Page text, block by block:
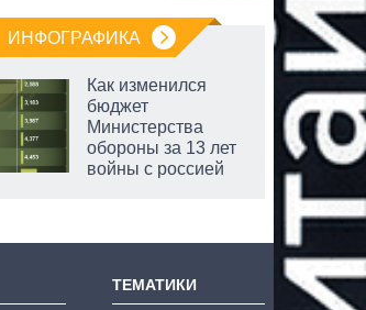
ИНФОГРАФИКА
Как изменился
бюджет
Министерства
обороны за 13 лет
войны с россией
ТЕМАТИКИ